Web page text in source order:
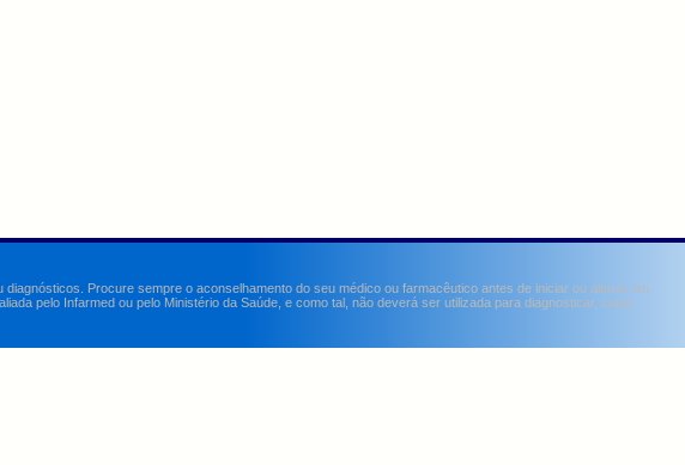
Procure sempre o aconselhamento do seu médico ou farmacêutico antes de iniciar ou alterar um
pelo Infarmed ou pelo Ministério da Saúde, e como tal, não deverá ser utilizada para diagnosticar, curar,